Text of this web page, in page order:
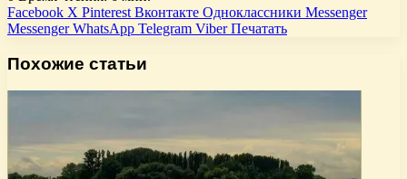
Facebook X Pinterest Вконтакте Одноклассники Messenger
Messenger WhatsApp Telegram Viber Печатать
Похожие статьи